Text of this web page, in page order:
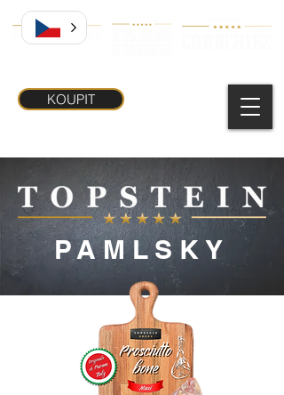
KOUPIT
PAMLSKY